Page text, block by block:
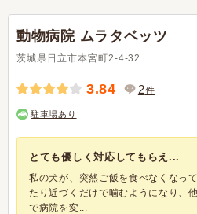
動物病院 ムラタベッツ
茨城県日立市本宮町2-4-32
3.84 2件
駐車場あり
とても優しく対応してもらえ...
私の犬が、突然ご飯を食べなくなっ
たり近づくだけで噛むようになり、
で病院を変...